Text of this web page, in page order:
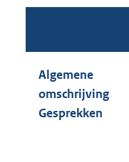
Algemene
omschrijving
Gesprekken